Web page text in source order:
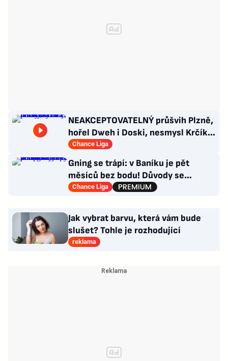
NEAKCEPTOVATELNÝ průšvih Plzně,
hořel Dweh i Doski, nesmysl Krčíka.
Ustojí to Hyský?
Chance Liga
Gning se trápí: v Baníku je pět
měsíců bez bodu! Důvody se
opakují u tří trenérů
Chance Liga
Jak vybrat barvu, která vám bude
slušet? Tohle je rozhodující
reklama